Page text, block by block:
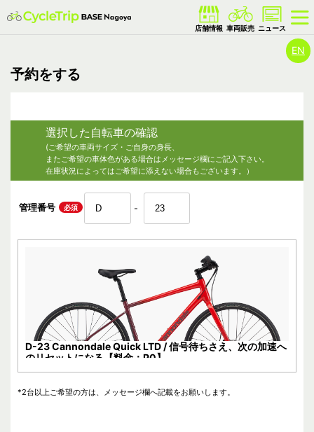
EN
予約をする
選択した自転車の確認
(ご希望の車両サイズ・ご自身の身長、
またご希望の車体色がある場合はメッセージ欄にご記入下さい。
在庫状況によってはご希望に添えない場合もございます。）
管理番号 必須 -
D-23 Cannondale Quick LTD / 信号待ちさえ、次の加速へ
のリセットになる【料金：P0】
*2台以上ご希望の方は、メッセージ欄へ記載をお願いします。